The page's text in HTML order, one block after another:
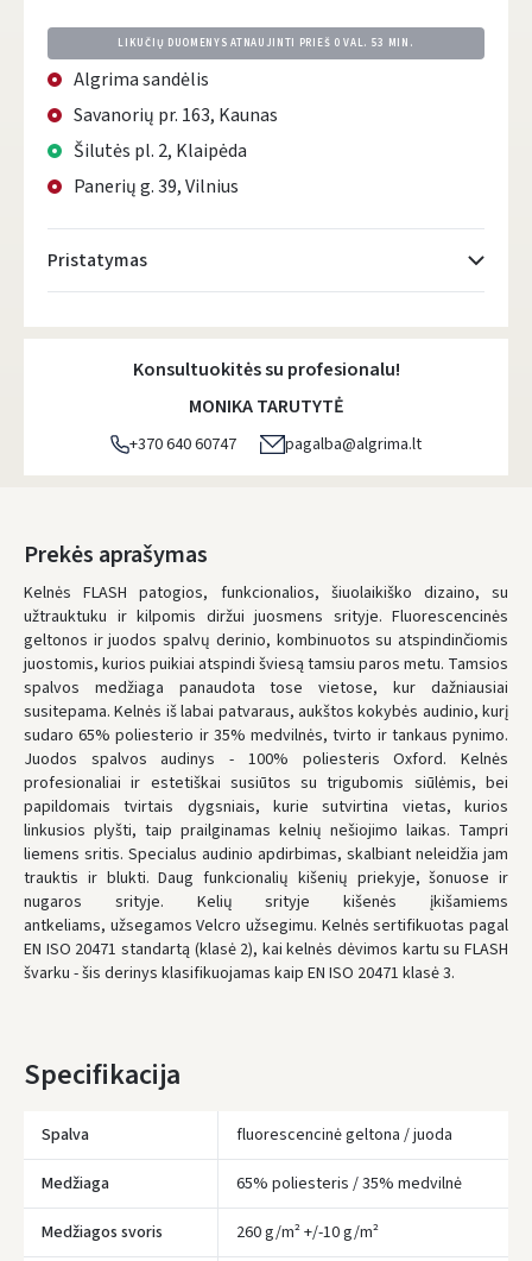
LIKUČIŲ DUOMENYS ATNAUJINTI PRIEŠ 0 VAL. 53 MIN.
Algrima sandėlis
Savanorių pr. 163, Kaunas
Šilutės pl. 2, Klaipėda
Panerių g. 39, Vilnius
Pristatymas
Atsiėmimo taškai- 0.00 €
DPD kurjeris - 5.00 €
DPD paštomatai- 4.00 €
LP Express paštomatai
LP Express kurjeris- 4.00 €
Pirmadienį, Rugpjūčio 10 d.
UŽSAKYMUS NUO80 € PRISTATOME NEMOKAMAI!
IKI NEMOKAMO PRISTATYMO TRŪKSTA:80 €
* Pristatymo terminai yra preliminarūs ir gali priklausyti nuo kurjerių
užimtumo.
Konsultuokitės su profesionalu!
MONIKA TARUTYTĖ
+370 640 60747 pagalba@algrima.lt
Prekės aprašymas
Kelnės FLASH patogios, funkcionalios, šiuolaikiško dizaino, su
užtrauktuku ir kilpomis diržui juosmens srityje. Fluorescencinės
geltonos ir juodos spalvų derinio, kombinuotos su atspindinčiomis
juostomis, kurios puikiai atspindi šviesą tamsiu paros metu. Tamsios
spalvos medžiaga panaudota tose vietose, kur dažniausiai
susitepama. Kelnės iš labai patvaraus, aukštos kokybės audinio, kurį
sudaro 65% poliesterio ir 35% medvilnės, tvirto ir tankaus pynimo.
Juodos spalvos audinys - 100% poliesteris Oxford. Kelnės
profesionaliai ir estetiškai susiūtos su trigubomis siūlėmis, bei
papildomais tvirtais dygsniais, kurie sutvirtina vietas, kurios
linkusios plyšti, taip prailginamas kelnių nešiojimo laikas. Tampri
liemens sritis. Specialus audinio apdirbimas, skalbiant neleidžia jam
trauktis ir blukti. Daug funkcionalių kišenių priekyje, šonuose ir
nugaros srityje. Kelių srityje kišenės įkišamiems
antkeliams, užsegamos Velcro užsegimu. Kelnės sertifikuotas pagal
EN ISO 20471 standartą (klasė 2), kai kelnės dėvimos kartu su FLASH
švarku - šis derinys klasifikuojamas kaip EN ISO 20471 klasė 3.
Specifikacija
Spalva fluorescencinė geltona / juoda
Medžiaga 65% poliesteris / 35% medvilnė
Medžiagos svoris 260 g/m² +/-10 g/m²
Įvertinimas: